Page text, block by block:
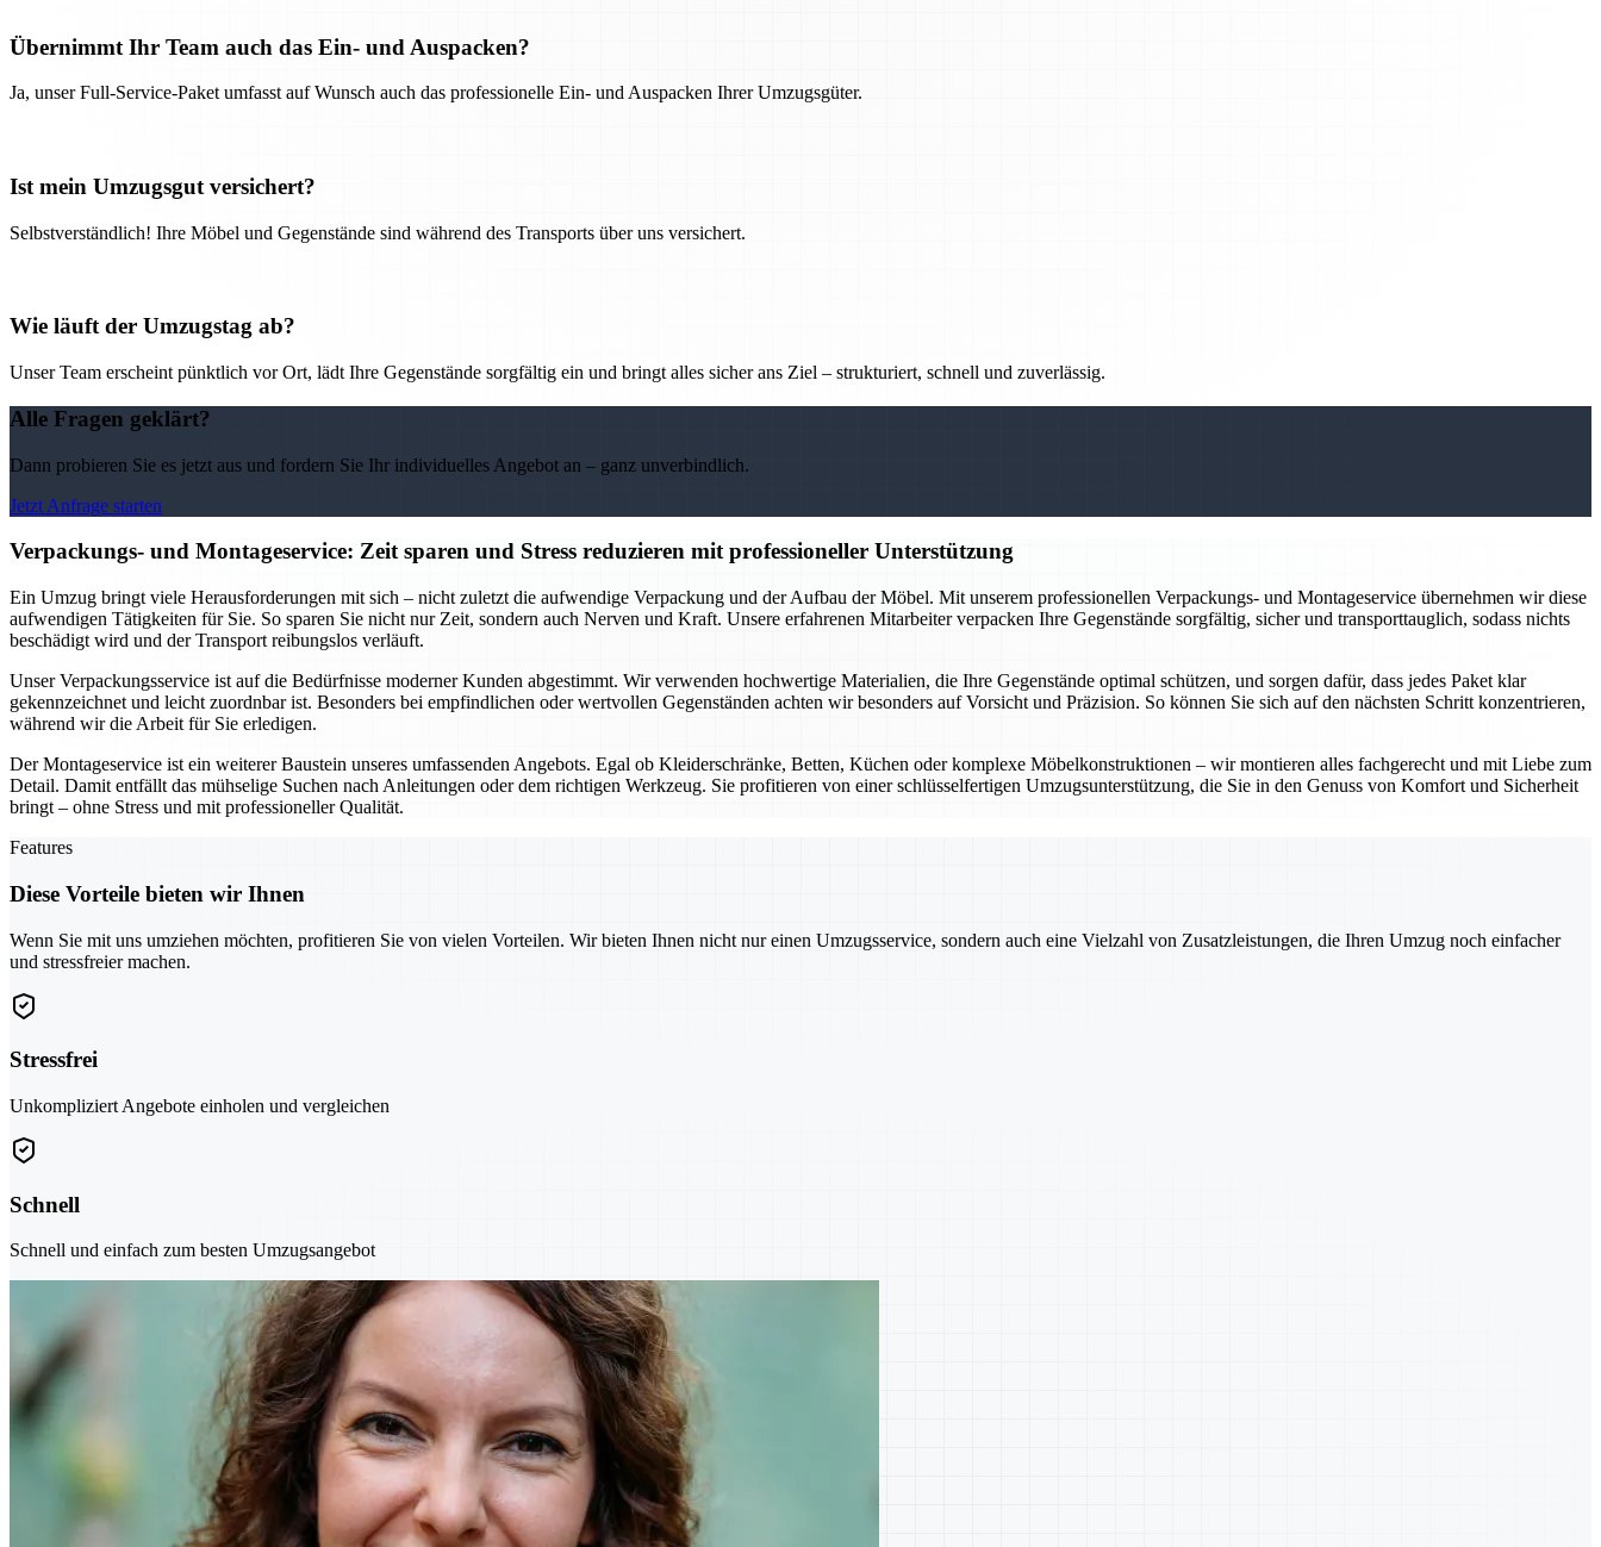
Übernimmt Ihr Team auch das Ein- und Auspacken?
Ja, unser Full-Service-Paket umfasst auf Wunsch auch das professionelle Ein- und Auspacken Ihrer Umzugsgüter.
Ist mein Umzugsgut versichert?
Selbstverständlich! Ihre Möbel und Gegenstände sind während des Transports über uns versichert.
Wie läuft der Umzugstag ab?
Unser Team erscheint pünktlich vor Ort, lädt Ihre Gegenstände sorgfältig ein und bringt alles sicher ans Ziel – strukturiert, schnell und zuverlässig.
Alle Fragen geklärt?
Dann probieren Sie es jetzt aus und fordern Sie Ihr individuelles Angebot an – ganz unverbindlich.
Jetzt Anfrage starten
Verpackungs- und Montageservice: Zeit sparen und Stress reduzieren mit professioneller Unterstützung
Ein Umzug bringt viele Herausforderungen mit sich – nicht zuletzt die aufwendige Verpackung und der Aufbau der Möbel. Mit unserem professionellen Verpackungs- und Montageservice übernehmen wir diese
aufwendigen Tätigkeiten für Sie. So sparen Sie nicht nur Zeit, sondern auch Nerven und Kraft. Unsere erfahrenen Mitarbeiter verpacken Ihre Gegenstände sorgfältig, sicher und transporttauglich, sodass nichts
beschädigt wird und der Transport reibungslos verläuft.
Unser Verpackungsservice ist auf die Bedürfnisse moderner Kunden abgestimmt. Wir verwenden hochwertige Materialien, die Ihre Gegenstände optimal schützen, und sorgen dafür, dass jedes Paket klar
gekennzeichnet und leicht zuordnbar ist. Besonders bei empfindlichen oder wertvollen Gegenständen achten wir besonders auf Vorsicht und Präzision. So können Sie sich auf den nächsten Schritt konzentrieren,
während wir die Arbeit für Sie erledigen.
Der Montageservice ist ein weiterer Baustein unseres umfassenden Angebots. Egal ob Kleiderschränke, Betten, Küchen oder komplexe Möbelkonstruktionen – wir montieren alles fachgerecht und mit Liebe zum
Detail. Damit entfällt das mühselige Suchen nach Anleitungen oder dem richtigen Werkzeug. Sie profitieren von einer schlüsselfertigen Umzugsunterstützung, die Sie in den Genuss von Komfort und Sicherheit
bringt – ohne Stress und mit professioneller Qualität.
Features
Diese Vorteile bieten wir Ihnen
Wenn Sie mit uns umziehen möchten, profitieren Sie von vielen Vorteilen. Wir bieten Ihnen nicht nur einen Umzugsservice, sondern auch eine Vielzahl von Zusatzleistungen, die Ihren Umzug noch einfacher
und stressfreier machen.
Stressfrei
Unkompliziert Angebote einholen und vergleichen
Schnell
Schnell und einfach zum besten Umzugsangebot